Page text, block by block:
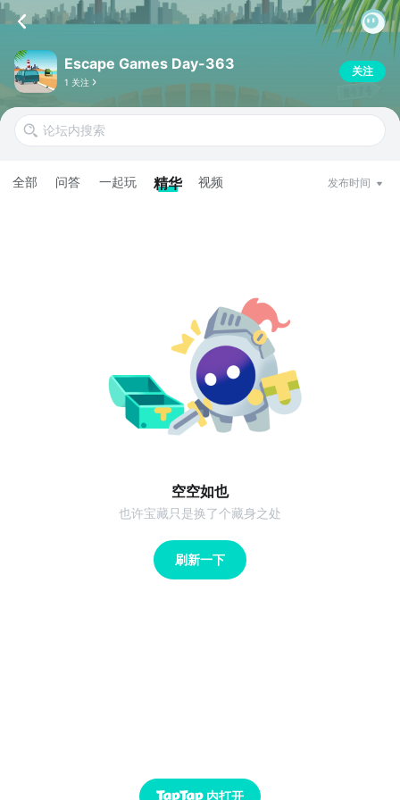
Escape Games Day-363
1 关注
关注
全部 问答 一起玩 精华 视频 发布时间
空空如也
也许宝藏只是换了个藏身之处
刷新一下
内打开